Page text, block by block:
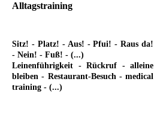
Alltagstraining
Sitz! - Platz! - Aus! - Pfui! - Raus da!
- Nein! - Fuß! - (...)
Leinenführigkeit - Rückruf - alleine
bleiben - Restaurant-Besuch - medical
training - (...)